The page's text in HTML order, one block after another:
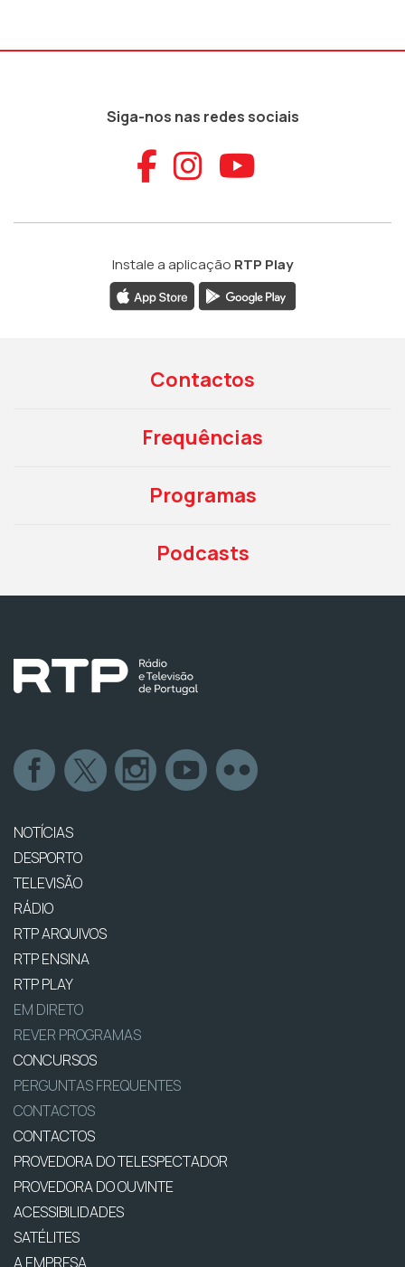
Siga-nos nas redes sociais
Aceder ao
Aceder ao
Aceder
Instale a aplicação RTP Play
Contactos
Frequências
Programas
Podcasts
NOTÍCIAS
DESPORTO
TELEVISÃO
RÁDIO
RTP ARQUIVOS
RTP ENSINA
RTP PLAY
EM DIRETO
REVER PROGRAMAS
CONCURSOS
PERGUNTAS FREQUENTES
CONTACTOS
CONTACTOS
PROVEDORA DO TELESPECTADOR
PROVEDORA DO OUVINTE
ACESSIBILIDADES
SATÉLITES
A EMPRESA